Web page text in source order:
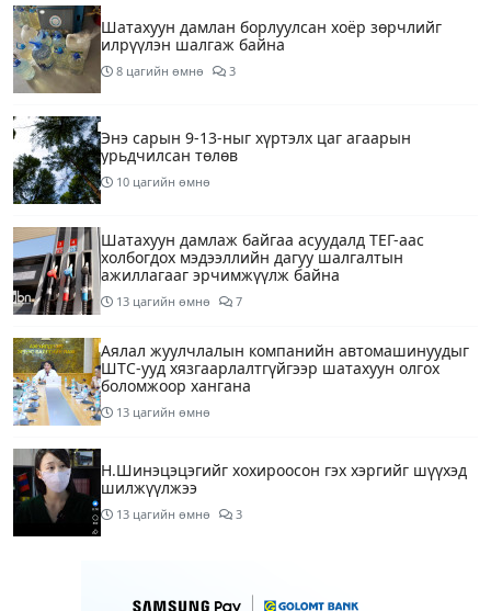
Шатахуун дамлан борлуулсан хоёр зөрчлийг
илрүүлэн шалгаж байна
8 цагийн өмнө 3
Энэ сарын 9-13-ныг хүртэлх цаг агаарын
урьдчилсан төлөв
10 цагийн өмнө
Шатахуун дамлаж байгаа асуудалд ТЕГ-аас
холбогдох мэдээллийн дагуу шалгалтын
ажиллагааг эрчимжүүлж байна
13 цагийн өмнө 7
Аялал жуулчлалын компанийн автомашинуудыг
ШТС-ууд хязгаарлалтгүйгээр шатахуун олгох
боломжоор хангана
13 цагийн өмнө
Н.Шинэцэцэгийг хохироосон гэх хэргийг шүүхэд
шилжүүлжээ
13 цагийн өмнө 3
байгааг 100 мянга болгож нэмэгдүүлэхээр